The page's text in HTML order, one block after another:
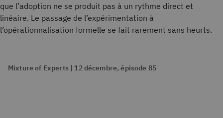
que l’adoption ne se produit pas à un rythme direct et
linéaire. Le passage de l’expérimentation à
l’opérationnalisation formelle se fait rarement sans heurts.
Mixture of Experts | 12 décembre, épisode 85